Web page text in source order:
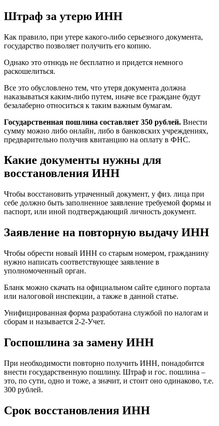
Штраф за утерю ИНН
Как правило, при утере какого-либо серьезного документа,
государство позволяет получить его копию.
Однако это отнюдь не бесплатно и придется немного
раскошелиться.
Все это обусловлено тем, что утеря документа должна
наказываться каким-либо путем, иначе все граждане будут
безалаберно относиться к таким важным бумагам.
Государственная пошлина составляет 350 рублей. Внести
сумму можно либо онлайн, либо в банковских учреждениях,
предварительно получив квитанцию на оплату в ФНС.
Какие документы нужны для
восстановления ИНН
Чтобы восстановить утраченный документ, у физ. лица при
себе должно быть заполненное заявление требуемой формы и
паспорт, или иной подтверждающий личность документ.
Заявление на повторную выдачу ИНН
Чтобы обрести новый ИНН со старым номером, гражданину
нужно написать соответствующее заявление в
уполномоченный орган.
Бланк можно скачать на официальном сайте единого портала
или налоговой инспекции, а также в данной статье.
Унифицированная форма разработана службой по налогам и
сборам и называется 2-2-Учет.
Госпошлина за замену ИНН
При необходимости повторно получить ИНН, понадобится
внести государственную пошлину. Штраф и гос. пошлина –
это, по сути, одно и тоже, а значит, и стоит оно одинаково, т.е.
300 рублей.
Срок восстановления ИНН